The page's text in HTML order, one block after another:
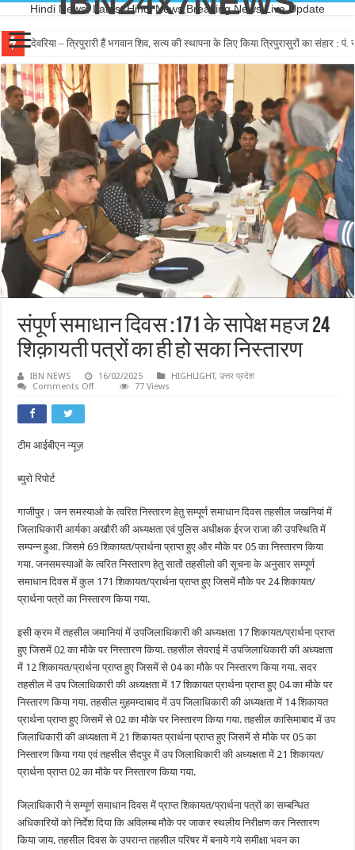
Hindi News, Latest Hindi News,Breaking News,Live Update
देवरिया – त्रिपुरारी हैं भगवान शिव, सत्य की स्थापना के लिए किया त्रिपुरासुरों का संहार : पं.
संपूर्ण समाधान दिवस :171 के सापेक्ष महज 24
शिक़ायती पत्रों का ही हो सका निस्तारण
IBN NEWS 16/02/2025 HIGHLIGHT,उत्तर प्रदेश
Comments Offon
ही
सका
निस्तारण
77 Views
टीम आईबीएन न्यूज़
ब्युरो रिपोर्ट
गाजीपुर। जन समस्याओ के त्वरित निस्तारण हेतु सम्पूर्ण समाधान दिवस तहसील जखनियां में
जिलाधिकारी आर्यका अखौरी की अध्यक्षता एवं पुलिस अधीक्षक ईरज राजा की उपस्थिति में
सम्पन्न हुआ. जिसमे 69 शिकायत/प्रार्थना प्राप्त हुए और मौके पर 05 का निस्तारण किया
गया. जनसमस्याओं के त्वरित निस्तारण हेतु सातों तहसीलो की सूचना के अनुसार सम्पूर्ण
समाधान दिवस में कुल 171 शिकायत/प्रार्थना प्राप्त हुए जिसमें मौके पर 24 शिकायत/
प्रार्थना पत्रों का निस्तारण किया गया.
इसी क्रम में तहसील जमानियां में उपजिलाधिकारी की अध्यक्षता 17 शिकायत/प्रार्थना प्राप्त
हुए जिसमें 02 का मौके पर निस्तारण किया. तहसील सेवराई में उपजिलाधिकारी की अध्यक्षता
में 12 शिकायत/प्रार्थना प्राप्त हुए जिसमें से 04 का मौके पर निस्तारण किया गया. सदर
तहसील में उप जिलाधिकारी की अध्यक्षता में 17 शिकायत प्रार्थना प्राप्त हुए 04 का मौके पर
निस्तारण किया गया. तहसील मुहमम्दाबाद में उप जिलाधिकारी की अध्यक्षता में 14 शिकायत
प्रार्थना प्राप्त हुए जिसमें से 02 का मौके पर निस्तारण किया गया. तहसील कासिमाबाद में उप
जिलाधिकारी की अध्यक्षता में 21 शिकायत प्रार्थना प्राप्त हुए जिसमें से मौके पर 05 का
निस्तारण किया गया एवं तहसील सैदपुर में उप जिलाधिकारी की अध्यक्षता में 21 शिकायत/
प्रार्थना प्राप्त 02 का मौके पर निस्तारण किया गया.
जिलाधिकारी ने सम्पूर्ण समाधान दिवस में प्राप्त शिकायत/प्रार्थना पत्रों का सम्बन्धित
अधिकारियों को निर्देश दिया कि अविलम्ब मौके पर जाकर स्थलीय निरीक्षण कर निस्तारण
किया जाय. तहसील दिवस के उपरान्त तहसील परिषर में बनाये गये समीक्षा भवन का